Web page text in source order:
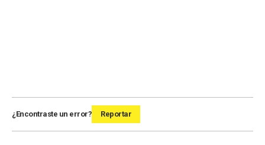
¿Encontraste un error? Reportar